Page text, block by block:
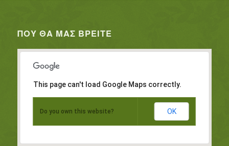
ΠΟΥ ΘΑ ΜΑΣ ΒΡΕΊΤΕ
This page can't load Google Maps correctly.
Do you own this website? OK